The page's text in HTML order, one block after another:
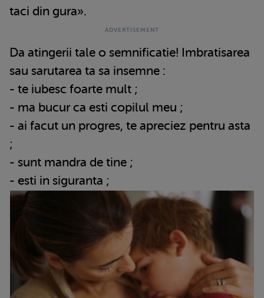
taci din gura».
Da atingerii tale o semnificatie! Imbratisarea
sau sarutarea ta sa insemne :
- te iubesc foarte mult ;
- ma bucur ca esti copilul meu ;
- ai facut un progres, te apreciez pentru asta
;
- sunt mandra de tine ;
- esti in siguranta ;